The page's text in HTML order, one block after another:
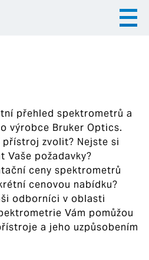
Hrvatska
přehled spektrometrů a
výrobce Bruker Optics.
zvolit? Nejste si
Vaše požadavky?
ceny spektrometrů
cenovou nabídku?
odborníci v oblasti
Vám pomůžou
a jeho uzpůsobením